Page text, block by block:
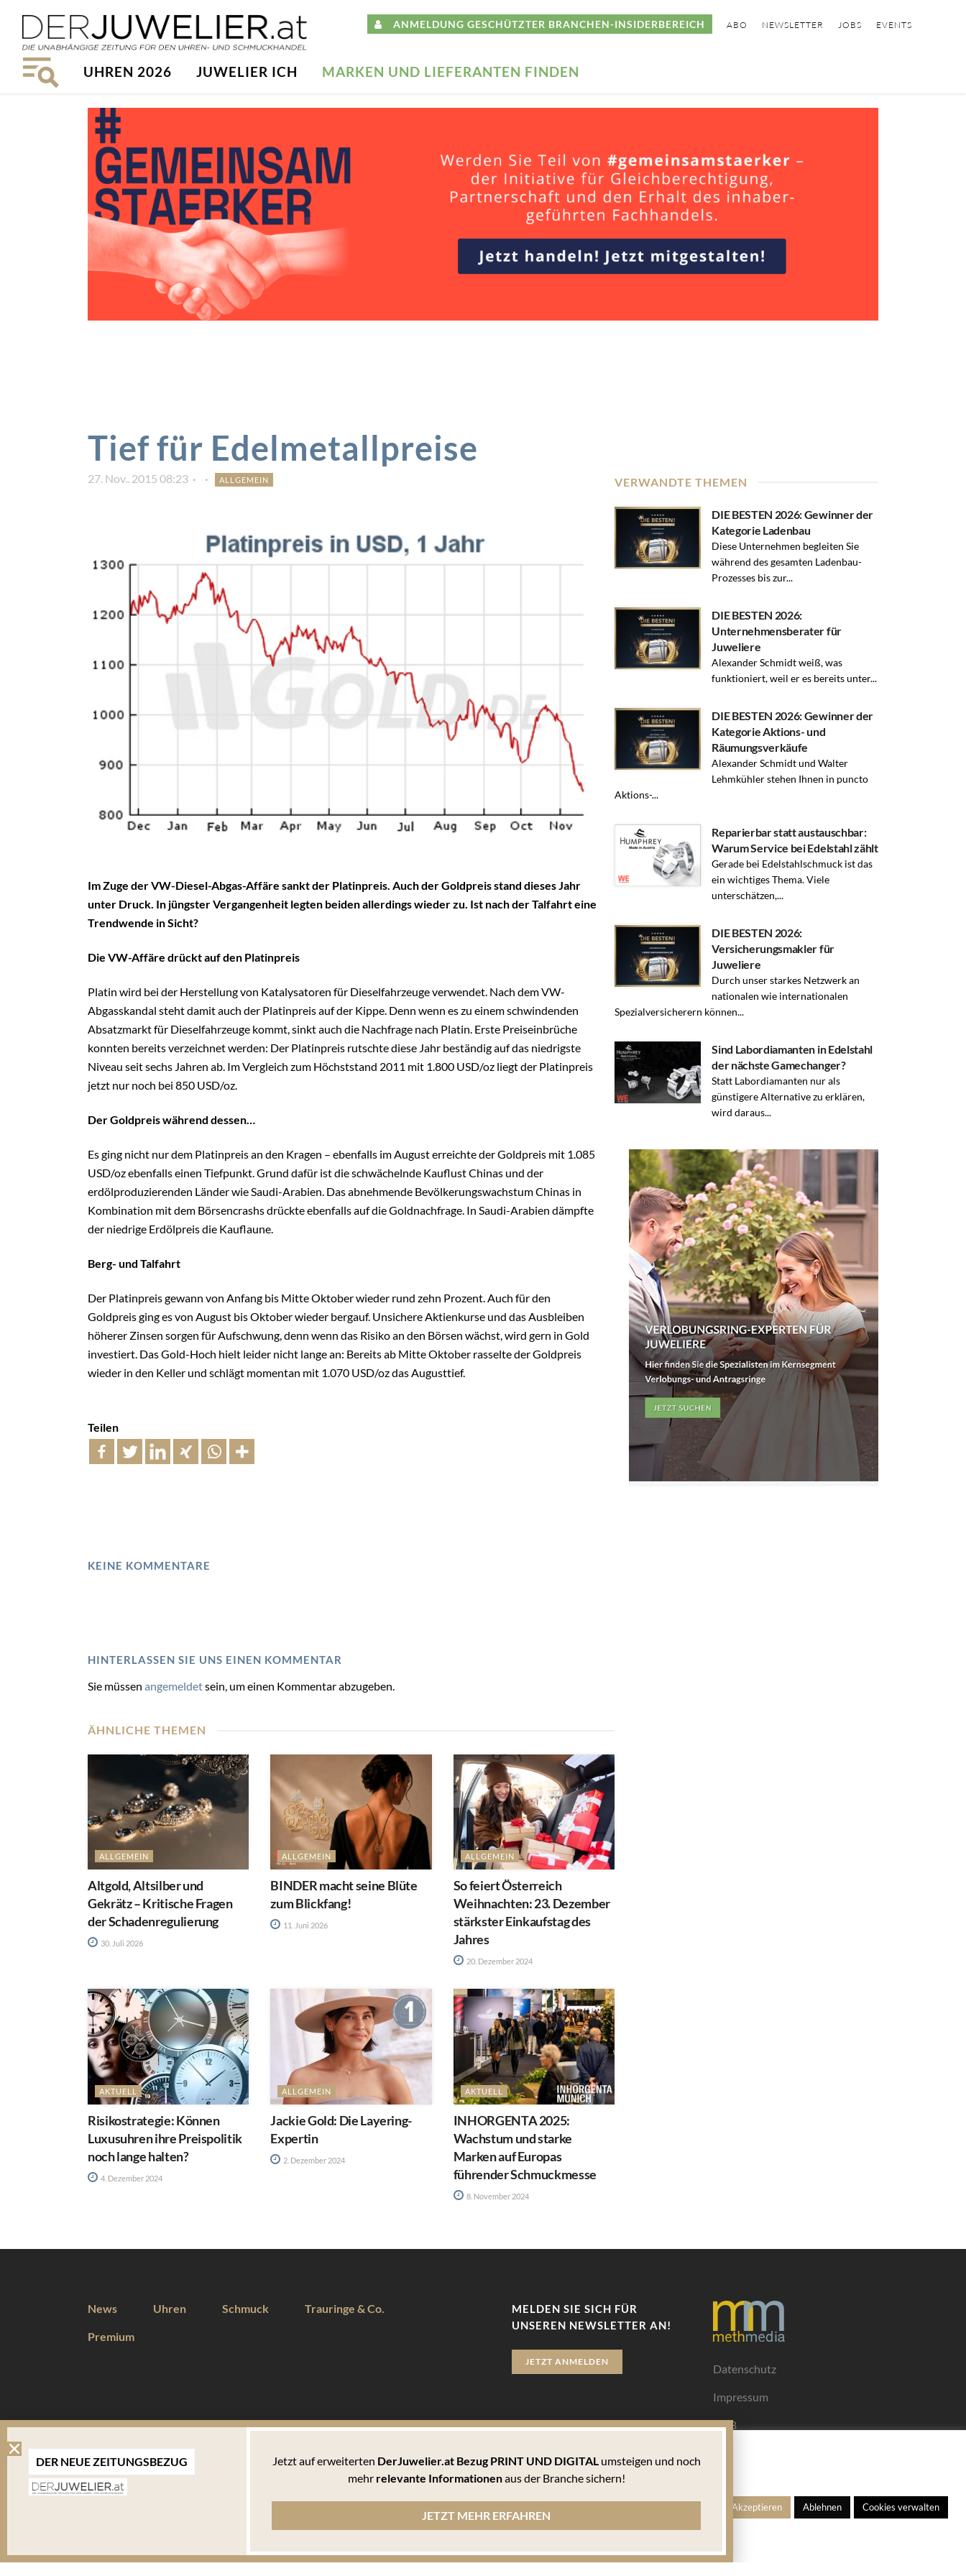
ANMELDUNG GESCHÜTZTER BRANCHEN-INSIDERBEREICH ABO NEWSLETTER JOBS EVENTS
UHREN 2026 JUWELIER ICH MARKEN UND LIEFERANTEN FINDEN
Tief für Edelmetallpreise
27. Nov.. 2015 08:23 ALLGEMEIN
Im Zuge der VW-Diesel-Abgas-Affäre sankt der Platinpreis. Auch der Goldpreis stand dieses Jahr
unter Druck. In jüngster Vergangenheit legten beiden allerdings wieder zu. Ist nach der Talfahrt eine
Trendwende in Sicht?
Die VW-Affäre drückt auf den Platinpreis
Platin wird bei der Herstellung von Katalysatoren für Dieselfahrzeuge verwendet. Nach dem VW-
Abgasskandal steht damit auch der Platinpreis auf der Kippe. Denn wenn es zu einem schwindenden
Absatzmarkt für Dieselfahrzeuge kommt, sinkt auch die Nachfrage nach Platin. Erste Preiseinbrüche
konnten bereits verzeichnet werden: Der Platinpreis rutschte diese Jahr beständig auf das niedrigste
Niveau seit sechs Jahren ab. Im Vergleich zum Höchststand 2011 mit 1.800 USD/oz liegt der Platinpreis
jetzt nur noch bei 850 USD/oz.
Der Goldpreis während dessen…
Es ging nicht nur dem Platinpreis an den Kragen – ebenfalls im August erreichte der Goldpreis mit 1.085
USD/oz ebenfalls einen Tiefpunkt. Grund dafür ist die schwächelnde Kauflust Chinas und der
erdölproduzierenden Länder wie Saudi-Arabien. Das abnehmende Bevölkerungswachstum Chinas in
Kombination mit dem Börsencrashs drückte ebenfalls auf die Goldnachfrage. In Saudi-Arabien dämpfte
der niedrige Erdölpreis die Kauflaune.
Berg- und Talfahrt
Der Platinpreis gewann von Anfang bis Mitte Oktober wieder rund zehn Prozent. Auch für den
Goldpreis ging es von August bis Oktober wieder bergauf. Unsichere Aktienkurse und das Ausbleiben
höherer Zinsen sorgen für Aufschwung, denn wenn das Risiko an den Börsen wächst, wird gern in Gold
investiert. Das Gold-Hoch hielt leider nicht lange an: Bereits ab Mitte Oktober rasselte der Goldpreis
wieder in den Keller und schlägt momentan mit 1.070 USD/oz das Augusttief.
Teilen
KEINE KOMMENTARE
HINTERLASSEN SIE UNS EINEN KOMMENTAR
Sie müssen angemeldetsein, um einen Kommentar abzugeben.
VERWANDTE THEMEN
DIE BESTEN 2026: Gewinner der
Kategorie Ladenbau
Diese Unternehmen begleiten Sie
während des gesamten Ladenbau-
Prozesses bis zur...
DIE BESTEN 2026:
Unternehmensberater für
Juweliere
Alexander Schmidt weiß, was
funktioniert, weil er es bereits unter...
DIE BESTEN 2026: Gewinner der
Kategorie Aktions- und
Räumungsverkäufe
Alexander Schmidt und Walter
Lehmkühler stehen Ihnen in puncto
Aktions-...
Reparierbar statt austauschbar:
Warum Service bei Edelstahl zählt
Gerade bei Edelstahlschmuck ist das
ein wichtiges Thema. Viele
unterschätzen,...
DIE BESTEN 2026:
Versicherungsmakler für
Juweliere
Durch unser starkes Netzwerk an
nationalen wie internationalen
Spezialversicherern können...
Sind Labordiamanten in Edelstahl
der nächste Gamechanger?
Statt Labordiamanten nur als
günstigere Alternative zu erklären,
wird daraus...
ÄHNLICHE THEMEN
ALLGEMEIN
Altgold, Altsilber und
Gekrätz – Kritische Fragen
der Schadenregulierung
30. Juli 2026
ALLGEMEIN
BINDER macht seine Blüte
zum Blickfang!
11. Juni 2026
ALLGEMEIN
So feiert Österreich
Weihnachten: 23. Dezember
stärkster Einkaufstag des
Jahres
20. Dezember 2024
AKTUELL
Risikostrategie: Können
Luxusuhren ihre Preispolitik
noch lange halten?
4. Dezember 2024
ALLGEMEIN
Jackie Gold: Die Layering-
Expertin
2. Dezember 2024
AKTUELL
INHORGENTA 2025:
Wachstum und starke
Marken auf Europas
führender Schmuckmesse
8. November 2024
News Uhren Schmuck Trauringe & Co.
Premium
MELDEN SIE SICH FÜR
UNSEREN NEWSLETTER AN!
JETZT ANMELDEN
Datenschutz
Impressum
AGB
© 2010-2026 DERJUWELIER.at
DIESE WEBSEITE VERWENDET COOKIES
Wir verwenden Cookies um Ihnen eine optimale Benutzererfahrung zu bieten. Hierbei handelt es sich um kleine Textdateien, die auf Ihrem
Endgerät abgelegt werden. Um die Website weiterhin zu nutzen, können Sie sämtlichen Cookies zustimmen oder unter den Einstellungen
verwalten welche davon Sie akzeptieren.
Bitte beachten Sie, dass Sie Ihren Browser so einstellen können, dass Sie über das Setzen von Cookies informiert werden und einzeln über deren Annahme entscheiden oder die Annahme von Cookies für
bestimmte Fälle oder generell ausschließen können. Jeder Browser unterscheidet sich in der Art, wie er die Cookie-Einstellungen verwaltet. Diese ist in dem Hilfemenü jedes Browsers beschrieben, welches
Alle Akzeptieren Ablehnen Cookies verwalten
DER NEUE ZEITUNGSBEZUG Jetzt auf erweiterten DerJuwelier.at Bezug PRINT UND DIGITALumsteigen und noch
mehr relevante Informationenaus der Branche sichern!
JETZT MEHR ERFAHREN